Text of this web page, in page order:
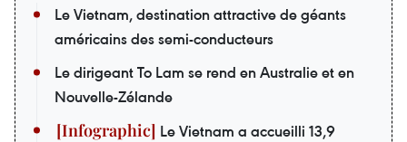
Le Vietnam, destination attractive de géants
américains des semi-conducteurs
Le dirigeant To Lam se rend en Australie et en
Nouvelle-Zélande
Le Vietnam a accueilli 13,9